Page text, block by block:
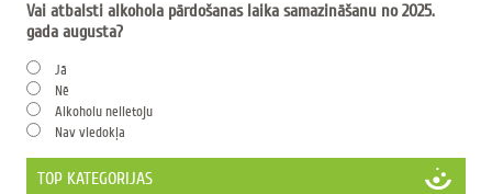
Vai atbalsti alkohola pārdošanas laika samazināšanu no 2025.
gada augusta?
Jā
Nē
Alkoholu nelietoju
Nav viedokļa
TOP KATEGORIJAS